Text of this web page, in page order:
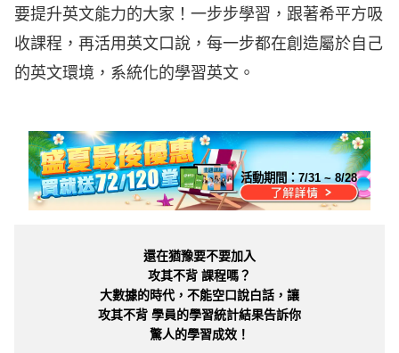
要提升英文能力的大家！一步步學習，跟著希平方吸
收課程，再活用英文口說，每一步都在創造屬於自己
的英文環境，系統化的學習英文。
活動期間：7/31 ~ 8/28
還在猶豫要不要加入
攻其不背 課程嗎？
大數據的時代，不能空口說白話，讓
攻其不背 學員的學習統計結果告訴你
驚人的學習成效！